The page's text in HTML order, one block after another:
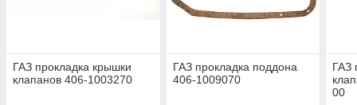
ГАЗ прокладка крышки
клапанов 406-1003270
ГАЗ прокладка поддона
406-1009070
ГАЗ
00